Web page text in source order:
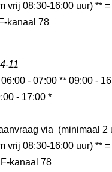
vrij 08:30-16:00 uur) **
kanaal 78
11
- 07:00 ** 09:00 -
- 17:00 *
via (minimaal 2
vrij 08:30-16:00 uur) **
kanaal 78